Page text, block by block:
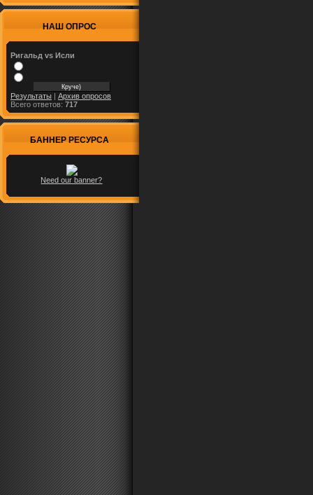
НАШ ОПРОС
Ригальд vs Исли
Результаты | Архив опросов
Всего ответов: 717
БАННЕР РЕСУРСА
Need our banner?